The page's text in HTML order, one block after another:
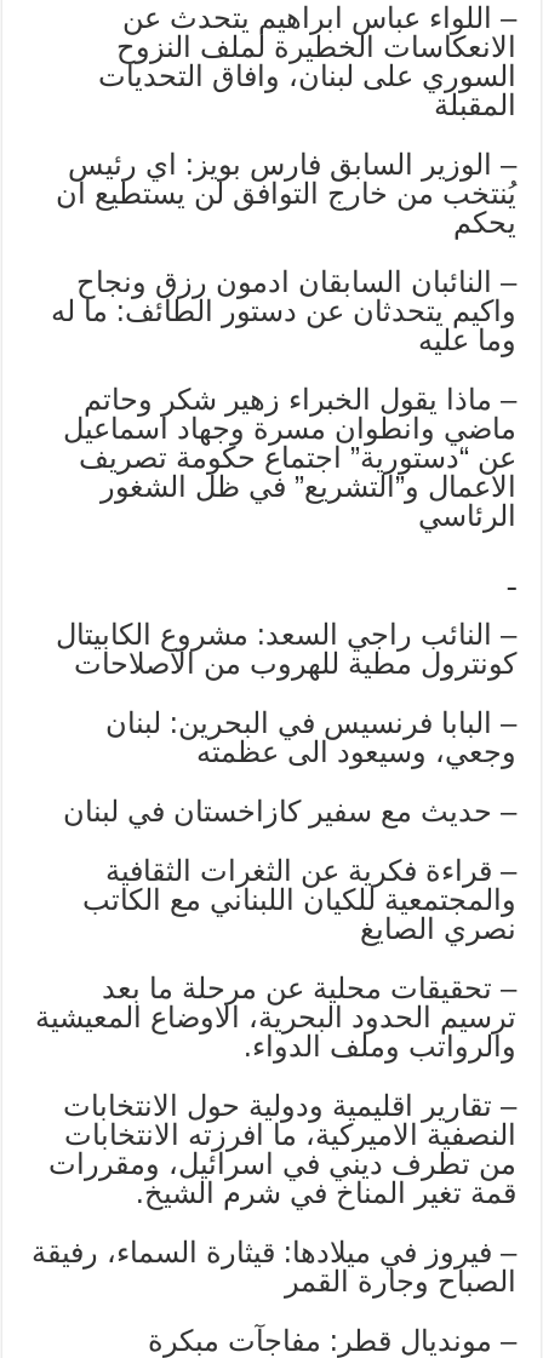
– اللواء عباس ابراهيم يتحدث عن
الانعكاسات الخطيرة لملف النزوح
السوري على لبنان، وافاق التحديات
المقبلة
– الوزير السابق فارس بويز: اي رئيس
يُنتخب من خارج التوافق لن يستطيع ان
يحكم
– النائبان السابقان ادمون رزق ونجاح
واكيم يتحدثان عن دستور الطائف: ما له
وما عليه
– ماذا يقول الخبراء زهير شكر وحاتم
ماضي وانطوان مسرة وجهاد اسماعيل
عن “دستورية” اجتماع حكومة تصريف
الاعمال و”التشريع” في ظل الشغور
الرئاسي
– النائب راجي السعد: مشروع الكابيتال
كونترول مطية للهروب من الاصلاحات
– البابا فرنسيس في البحرين: لبنان
وجعي، وسيعود الى عظمته
– حديث مع سفير كازاخستان في لبنان
– قراءة فكرية عن الثغرات الثقافية
والمجتمعية للكيان اللبناني مع الكاتب
نصري الصايغ
– تحقيقات محلية عن مرحلة ما بعد
ترسيم الحدود البحرية، الاوضاع المعيشية
والرواتب وملف الدواء.
– تقارير اقليمية ودولية حول الانتخابات
النصفية الاميركية، ما افرزته الانتخابات
من تطرف ديني في اسرائيل، ومقررات
قمة تغير المناخ في شرم الشيخ.
– فيروز في ميلادها: قيثارة السماء، رفيقة
الصباح وجارة القمر
– مونديال قطر: مفاجآت مبكرة